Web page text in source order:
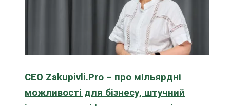
CEO Zakupivli.Pro – про мільярдні
можливості для бізнесу, штучний